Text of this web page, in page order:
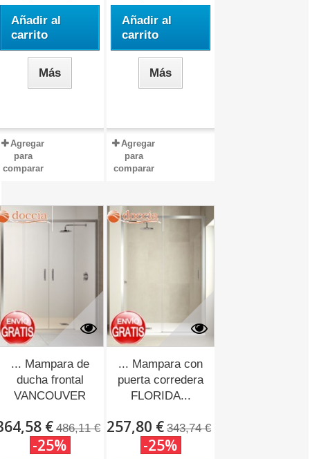
Añadir al
carrito
Más
Agregar
para
comparar
Añadir al
carrito
Más
Agregar
para
comparar
... Mampara de
ducha frontal
VANCOUVER
€ 486,11 €
-25%
... Mampara con
puerta corredera
FLORIDA...
257,80 € 343,74 €
-25%